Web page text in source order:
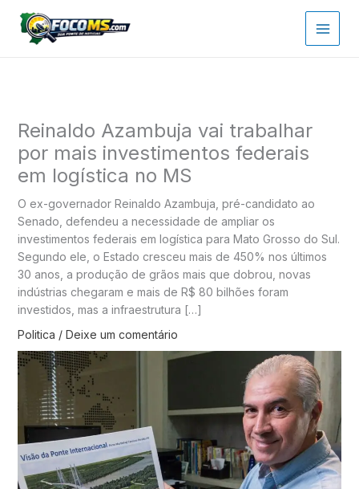
para
Reinaldo Azambuja vai trabalhar
por mais investimentos federais
em logística no MS
O ex-governador Reinaldo Azambuja, pré-candidato ao
Senado, defendeu a necessidade de ampliar os
investimentos federais em logística para Mato Grosso do Sul.
Segundo ele, o Estado cresceu mais de 450% nos últimos
30 anos, a produção de grãos mais que dobrou, novas
indústrias chegaram e mais de R$ 80 bilhões foram
investidos, mas a infraestrutura […]
Politica / Deixe um comentário